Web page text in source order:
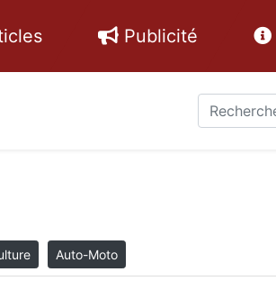
Publicité
Auto-Moto